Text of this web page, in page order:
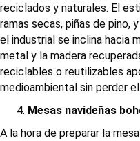
reciclados y naturales. El
ramas secas, piñas de pino,
el industrial se inclina hacia
metal y la madera
reciclables o reutilizables
medioambiental sin perder
Mesas navideñas
A la hora de preparar la